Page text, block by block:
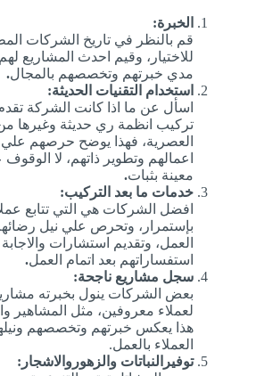
الخبرة:
قم بالنظر في تاريخ الشركات
للاختيار، وقيم احدث المشاريع
مدي خبرتهم وتخصصهم بالمجال.
استخدام التقنيات الحديثة:
اسأل عن ما اذا كانت الشركة
تركيب انظمة ري حديثة وغيرها
العصرية، فهذا يوضح حرصهم
اعمالهم وتطوير ذاتهم، لا
معينة بثبات.
خدمات ما بعد التركيب:
افضل الشركات هي التي تتابع
بإستمرار، وتحرص علي نيل
العمل، وتقديم استشارات
استفساراتهم بعد اتمام العمل.
سجل مشاريع ناجحة:
بعض الشركات ينول بخبرته
لعملاء معروفين، مثل المشاهير
هذا يعكس خبرتهم وتخصصهم
العملاء بالعمل.
توفيرالنباتات والزهوروالاشجار: